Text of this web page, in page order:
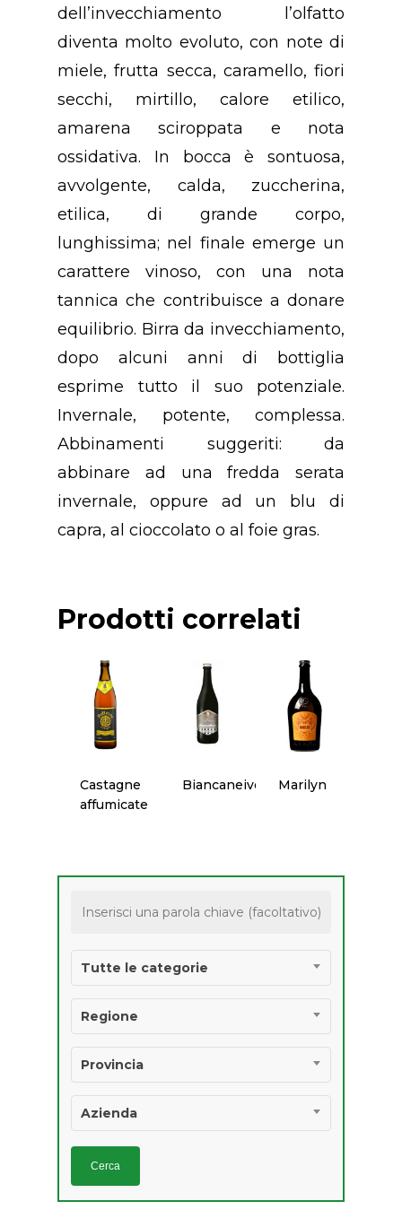
dell’invecchiamento l’olfatto
diventa molto evoluto, con note di
miele, frutta secca, caramello, fiori
secchi, mirtillo, calore etilico,
amarena sciroppata e nota
ossidativa. In bocca è sontuosa,
avvolgente, calda, zuccherina,
etilica, di grande corpo,
lunghissima; nel finale emerge un
carattere vinoso, con una nota
tannica che contribuisce a donare
equilibrio. Birra da invecchiamento,
dopo alcuni anni di bottiglia
esprime tutto il suo potenziale.
Invernale, potente, complessa.
Abbinamenti suggeriti: da
abbinare ad una fredda serata
invernale, oppure ad un blu di
capra, al cioccolato o al foie gras.
Prodotti correlati
Castagne
affumicate
Biancaneive Marilyn
Tutte le categorie
Regione
Provincia
Azienda
Concept
Chi Siamo
Premio
Premio “PANIERE
Anno 2023
Premio “PANIERE
Anno 2022
Premio “PANIERE
Regolamento
Prodotti
Birra
Formaggi
Liquori
Pasticceria
Ricercatezze
Contatti
Newsletter